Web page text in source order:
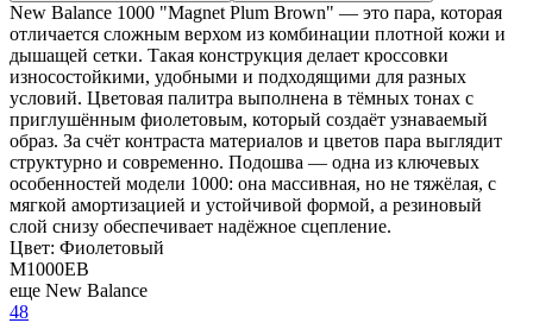
New Balance 1000 "Magnet Plum Brown" — это пара, которая
отличается сложным верхом из комбинации плотной кожи и
дышащей сетки. Такая конструкция делает кроссовки
износостойкими, удобными и подходящими для разных
условий. Цветовая палитра выполнена в тёмных тонах с
приглушённым фиолетовым, который создаёт узнаваемый
образ. За счёт контраста материалов и цветов пара выглядит
структурно и современно. Подошва — одна из ключевых
особенностей модели 1000: она массивная, но не тяжёлая, с
мягкой амортизацией и устойчивой формой, а резиновый
слой снизу обеспечивает надёжное сцепление.
Цвет: Фиолетовый
M1000EB
еще New Balance
48